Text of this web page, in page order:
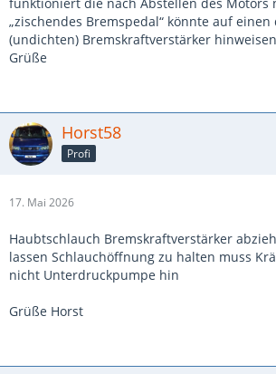
„zischendes Bremspedal“ könnte auf einen
(undichten) Bremskraftverstärker
Grüße
Horst58
Profi
17. Mai 2026
Haubtschlauch Bremskraftverstärker
lassen Schlauchöffnung zu halten muss
nicht Unterdruckpumpe hin
Grüße Horst